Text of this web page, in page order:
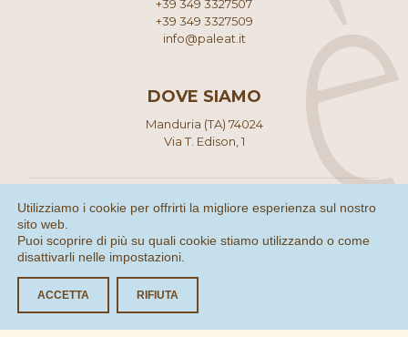
+39 349 3327507
+39 349 3327509
info@paleat.it
DOVE SIAMO
Manduria (TA) 74024
Via T. Edison, 1
© 2021 Palèat di Lenti Giorgia - Tutti i diritti riservati | P.IVA
03182220735
Privacy Policy
Made with ❤ by
Utilizziamo i cookie per offrirti la migliore esperienza sul nostro
sito web.
Puoi scoprire di più su quali cookie stiamo utilizzando o come
disattivarli nelle impostazioni
ACCETTA RIFIUTA